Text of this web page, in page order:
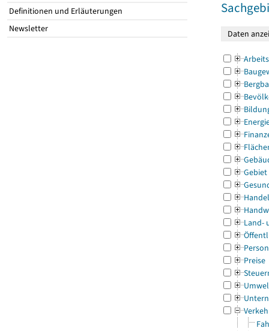
Definitionen und Erläuterungen
Newsletter
Gebiet
Land-
Preise